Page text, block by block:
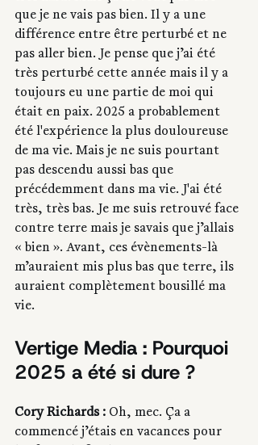
que je ne vais pas bien. Il y a une
différence entre être perturbé et ne
pas aller bien. Je pense que j’ai été
très perturbé cette année mais il y a
toujours eu une partie de moi qui
était en paix. 2025 a probablement
été l'expérience la plus douloureuse
de ma vie. Mais je ne suis pourtant
pas descendu aussi bas que
précédemment dans ma vie. J'ai été
très, très bas. Je me suis retrouvé face
contre terre mais je savais que j’allais
« bien ». Avant, ces évènements-là
m’auraient mis plus bas que terre, ils
auraient complètement bousillé ma
vie.
Vertige Media : Pourquoi
2025 a été si dure ?
Cory Richards : Oh, mec. Ça a
commencé j’étais en vacances pour